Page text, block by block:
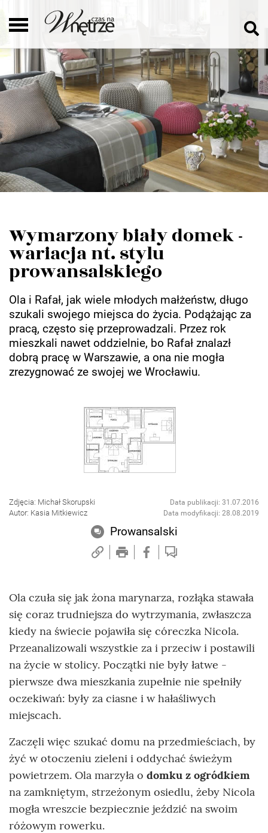
Wymarzony biały domek -
wariacja nt. stylu
prowansalskiego
Ola i Rafał, jak wiele młodych małżeństw, długo
szukali swojego miejsca do życia. Podążając za
pracą, często się przeprowadzali. Przez rok
mieszkali nawet oddzielnie, bo Rafał znalazł
dobrą pracę w Warszawie, a ona nie mogła
zrezygnować ze swojej we Wrocławiu.
Zdjęcia: Michał Skorupski
Autor: Kasia Mitkiewicz
Data publikacji: 31.07.2016
Data modyfikacji: 28.08.2019
Prowansalski
Ola czuła się jak żona marynarza, rozłąka stawała
się coraz trudniejsza do wytrzymania, zwłaszcza
kiedy na świecie pojawiła się córeczka Nicola.
Przeanalizowali wszystkie za i przeciw i postawili
na życie w stolicy. Początki nie były łatwe -
pierwsze dwa mieszkania zupełnie nie spełniły
oczekiwań: były za ciasne i w hałaśliwych
miejscach.
Zaczęli więc szukać domu na przedmieściach, by
żyć w otoczeniu zieleni i oddychać świeżym
powietrzem. Ola marzyła o domku z ogródkiem
na zamkniętym, strzeżonym osiedlu, żeby Nicola
mogła wreszcie bezpiecznie jeździć na swoim
różowym rowerku.